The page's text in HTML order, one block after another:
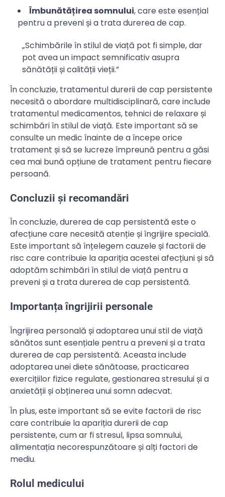
Îmbunătățirea somnului, care este esențial
pentru a preveni și a trata durerea de cap.
„Schimbările în stilul de viață pot fi simple, dar
pot avea un impact semnificativ asupra
sănătății și calității vieții.”
În concluzie, tratamentul durerii de cap persistente
necesită o abordare multidisciplinară, care include
tratamentul medicamentos, tehnici de relaxare și
schimbări în stilul de viață. Este important să se
consulte un medic înainte de a începe orice
tratament și să se lucreze împreună pentru a găsi
cea mai bună opțiune de tratament pentru fiecare
persoană.
Concluzii și recomandări
În concluzie, durerea de cap persistentă este o
afecțiune care necesită atenție și îngrijire specială.
Este important să înțelegem cauzele și factorii de
risc care contribuie la apariția acestei afecțiuni și să
adoptăm schimbări în stilul de viață pentru a
preveni și a trata durerea de cap persistentă.
Importanța îngrijirii personale
Îngrijirea personală și adoptarea unui stil de viață
sănătos sunt esențiale pentru a preveni și a trata
durerea de cap persistentă. Aceasta include
adoptarea unei diete sănătoase, practicarea
exercițiilor fizice regulate, gestionarea stresului și a
anxietății și obținerea unui somn adecvat.
În plus, este important să se evite factorii de risc
care contribuie la apariția durerii de cap
persistente, cum ar fi stresul, lipsa somnului,
alimentația necorespunzătoare și alți factori de
mediu.
Rolul medicului